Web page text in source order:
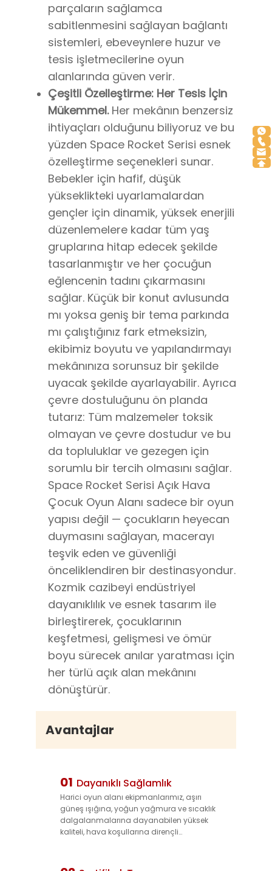
parçaların sağlamca
sabitlenmesini sağlayan bağlantı
sistemleri, ebeveynlere huzur ve
tesis işletmecilerine oyun
alanlarında güven verir.
Çeşitli Özelleştirme: Her Tesis İçin
Mükemmel. Her mekânın benzersiz
ihtiyaçları olduğunu biliyoruz ve bu
yüzden Space Rocket Serisi esnek
özelleştirme seçenekleri sunar.
Bebekler için hafif, düşük
yükseklikteki uyarlamalardan
gençler için dinamik, yüksek enerjili
düzenlemelere kadar tüm yaş
gruplarına hitap edecek şekilde
tasarlanmıştır ve her çocuğun
eğlencenin tadını çıkarmasını
sağlar. Küçük bir konut avlusunda
mı yoksa geniş bir tema parkında
mı çalıştığınız fark etmeksizin,
ekibimiz boyutu ve yapılandırmayı
mekânınıza sorunsuz bir şekilde
uyacak şekilde ayarlayabilir. Ayrıca
çevre dostuluğunu ön planda
tutarız: Tüm malzemeler toksik
olmayan ve çevre dostudur ve bu
da topluluklar ve gezegen için
sorumlu bir tercih olmasını sağlar.
Space Rocket Serisi Açık Hava
Çocuk Oyun Alanı sadece bir oyun
yapısı değil — çocukların heyecan
duymasını sağlayan, macerayı
teşvik eden ve güvenliği
önceliklendiren bir destinasyondur.
Kozmik cazibeyi endüstriyel
dayanıklılık ve esnek tasarım ile
birleştirerek, çocuklarının
keşfetmesi, gelişmesi ve ömür
boyu sürecek anılar yaratması için
her türlü açık alan mekânını
dönüştürür.
Avantajlar
01 Dayanıklı Sağlamlık
Harici oyun alanı ekipmanlarımız, aşırı
güneş ışığına, yoğun yağmura ve sıcaklık
dalgalanmalarına dayanabilen yüksek
kaliteli, hava koşullarına dirençli
Yapısal bütünlüğünü ve canlı renklerini